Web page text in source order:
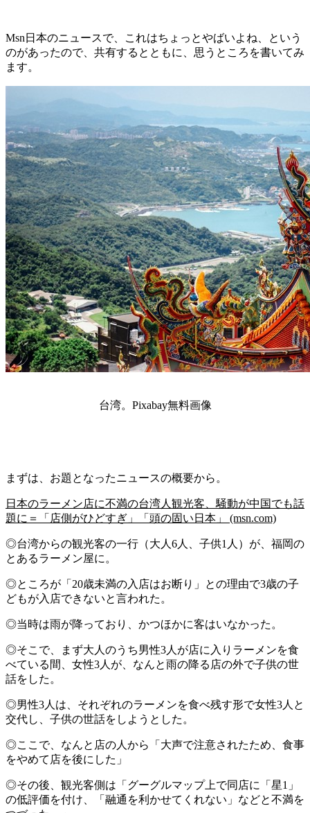
Msn日本のニュースで、これはちょっとやばいよね、という
のがあったので、共有するとともに、思うところを書いてみ
ます。
台湾。Pixabay無料画像
まずは、お題となったニュースの概要から。
日本のラーメン店に不満の台湾人観光客、騒動が中国でも話
題に＝「店側がひどすぎ」「頭の固い日本」 (msn.com)
◎台湾からの観光客の一行（大人6人、子供1人）が、福岡の
とあるラーメン屋に。
◎ところが「20歳未満の入店はお断り」との理由で3歳の子
どもが入店できないと言われた。
◎当時は雨が降っており、かつほかに客はいなかった。
◎そこで、まず大人のうち男性3人が店に入りラーメンを食
べている間、女性3人が、なんと雨の降る店の外で子供の世
話をした。
◎男性3人は、それぞれのラーメンを食べ残す形で女性3人と
交代し、子供の世話をしようとした。
◎ここで、なんと店の人から「大声で注意されたため、食事
をやめて店を後にした」
◎その後、観光客側は「グーグルマップ上で同店に「星1」
の低評価を付け、「融通を利かせてくれない」などと不満を